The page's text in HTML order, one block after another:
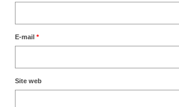
E-mail *
Site web